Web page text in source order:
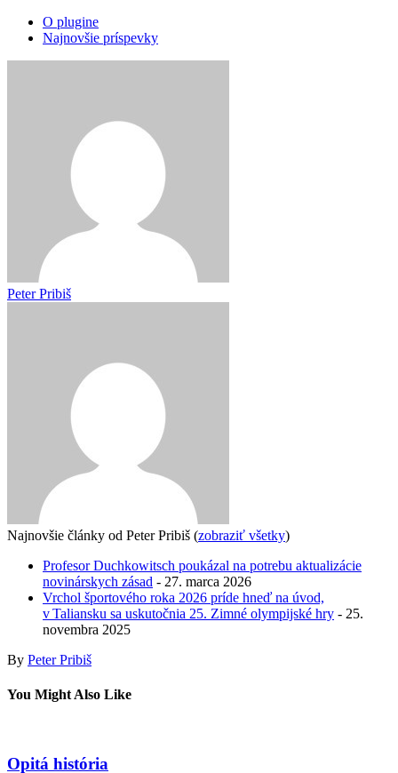
O plugine
Najnovšie príspevky
Peter Pribiš
Najnovšie články od Peter Pribiš (zobraziť všetky)
Profesor Duchkowitsch poukázal na potrebu aktualizácie
novinárskych zásad - 27. marca 2026
Vrchol športového roka 2026 príde hneď na úvod,
v Taliansku sa uskutočnia 25. Zimné olympijské hry - 25.
novembra 2025
By Peter Pribiš
You Might Also Like
Opitá história